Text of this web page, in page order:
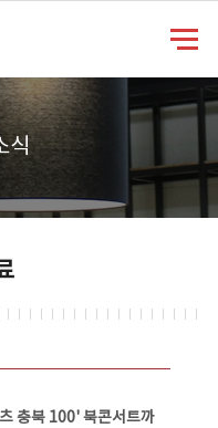
식
충북 100' 북콘서트까